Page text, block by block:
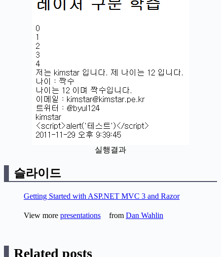
실행결과
슬라이드
Getting Started with ASP.NET MVC 3 and Razor
View more presentations from Dan Wahlin
Related posts